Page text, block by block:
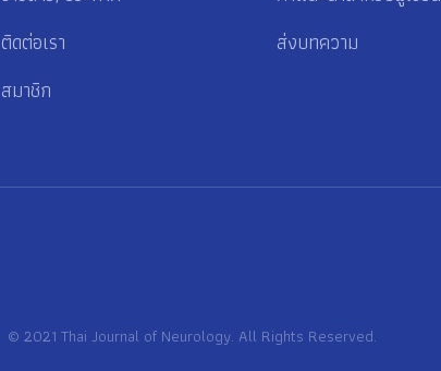
ติดต่อเรา
สมาชิก
ส่งบทความ
© 2021 Thai Journal of Neurology. All Rights Reserved.